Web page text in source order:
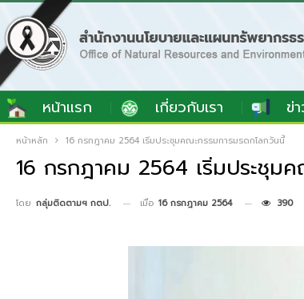
หน้าแรก เกี่ยวกับเรา ข่
หน้าหลัก 16 กรกฎาคม 2564 เริ่มประชุมคณะกรรมการมรดกโลกวันนี้
16 กรกฎาคม 2564 เริ่มประชุม
โดย กลุ่มติดตามฯ กตป. เมื่อ 16 กรกฎาคม 2564 390